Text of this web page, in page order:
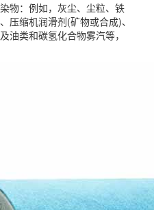
物：例如，灰尘、尘粒、铁
压缩机润滑剂(矿物或合成)、
油类和碳氢化合物雾汽等，